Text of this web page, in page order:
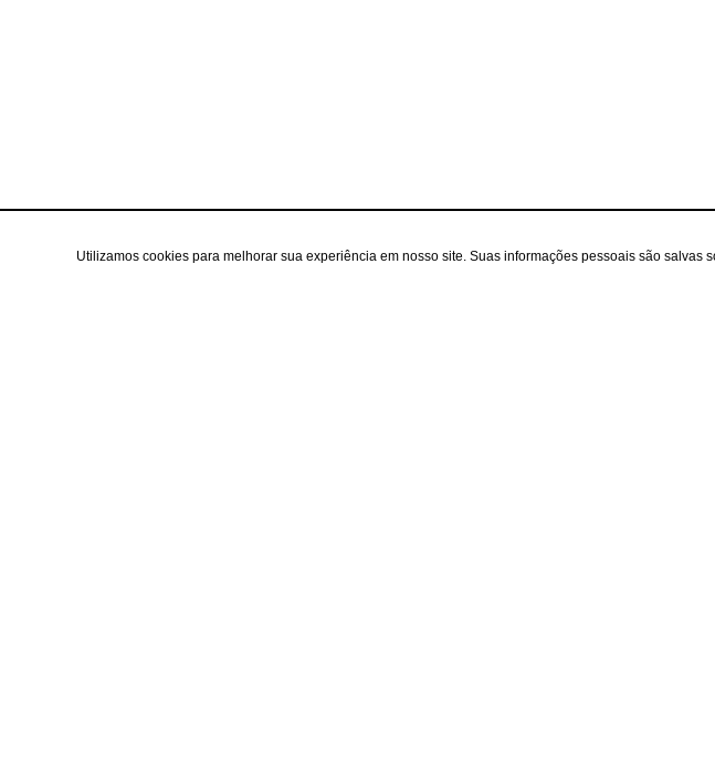
Utilizamos cookies para melhorar sua experiência em nosso site. Suas informações pessoais são salvas